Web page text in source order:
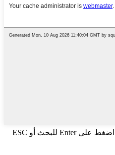
اضغط على Enter للبحث أو ESC